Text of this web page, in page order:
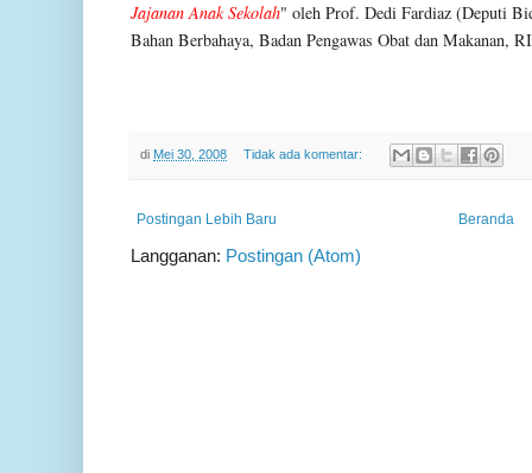
Jajanan Anak Sekolah" oleh Prof. Dedi Fardiaz (Deputi
Bahan Berbahaya, Badan Pengawas Obat dan Makanan,
di Mei 30, 2008 Tidak ada komentar:
Postingan Lebih Baru Beranda
Langganan: Postingan (Atom)